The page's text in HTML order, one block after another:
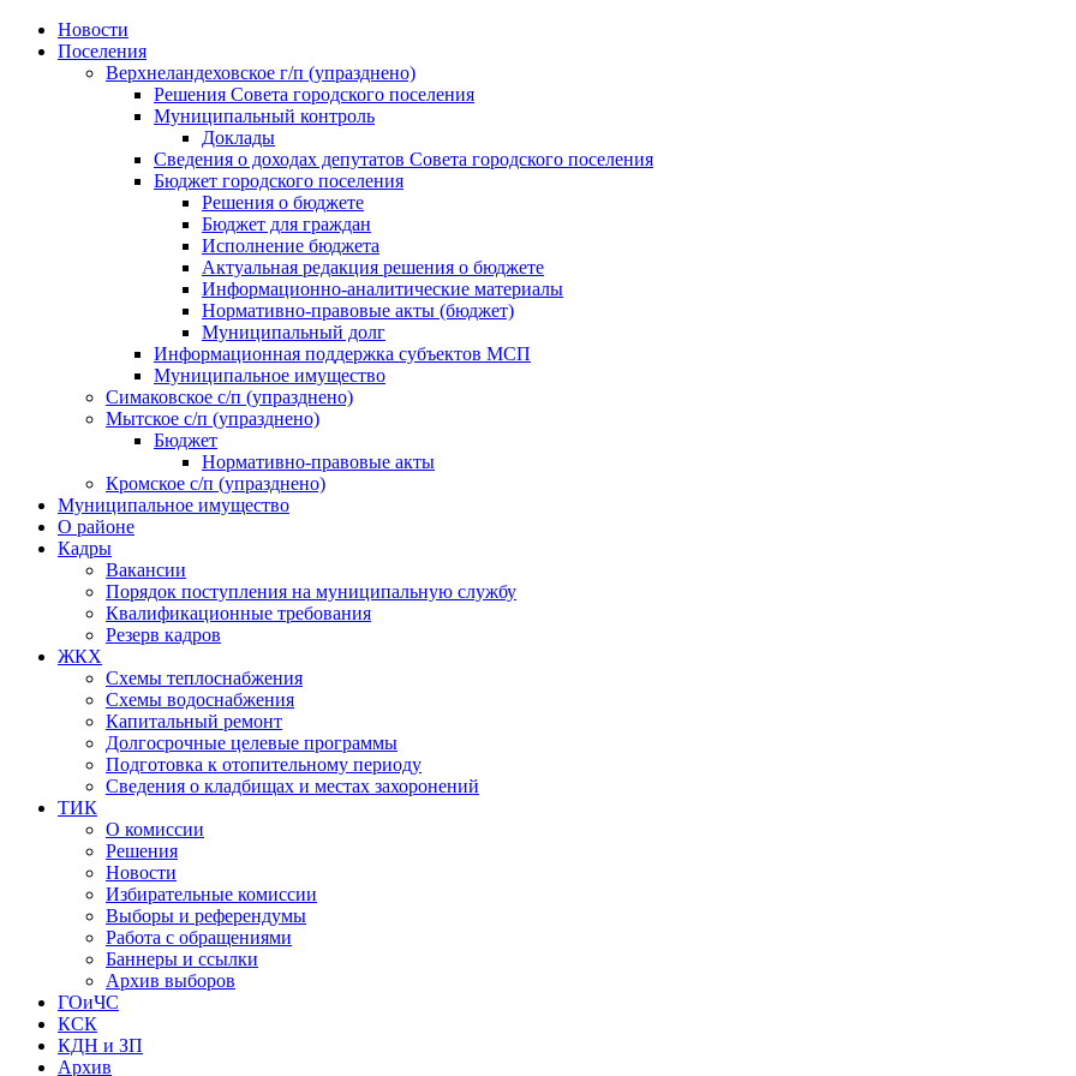
Skip
Новости
Поселения
Верхнеландеховское г/п (упразднено)
Решения Совета городского поселения
Муниципальный контроль
Доклады
Сведения о доходах депутатов Совета городского поселения
Бюджет городского поселения
Решения о бюджете
Бюджет для граждан
Исполнение бюджета
Актуальная редакция решения о бюджете
Информационно-аналитические материалы
Нормативно-правовые акты (бюджет)
Муниципальный долг
Информационная поддержка субъектов МСП
Муниципальное имущество
Симаковское с/п (упразднено)
Мытское с/п (упразднено)
Бюджет
Нормативно-правовые акты
Кромское с/п (упразднено)
Муниципальное имущество
О районе
Кадры
Вакансии
Порядок поступления на муниципальную службу
Квалификационные требования
Резерв кадров
ЖКХ
Схемы теплоснабжения
Схемы водоснабжения
Капитальный ремонт
Долгосрочные целевые программы
Подготовка к отопительному периоду
Сведения о кладбищах и местах захоронений
ТИК
О комиссии
Решения
Новости
Избирательные комиссии
Выборы и референдумы
Работа с обращениями
Баннеры и ссылки
Архив выборов
ГОиЧС
КСК
КДН и ЗП
Архив